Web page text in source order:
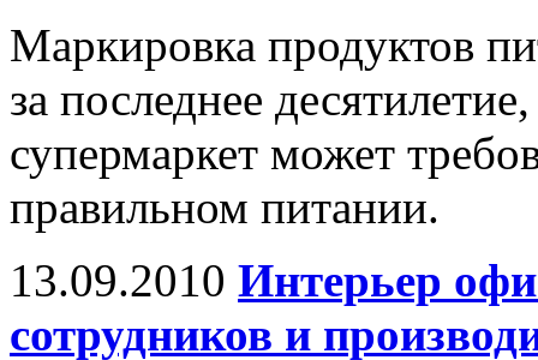
Маркировка продуктов
за последнее
супермаркет может
правильном питании.
13.09.2010 Интерьер
сотрудников и